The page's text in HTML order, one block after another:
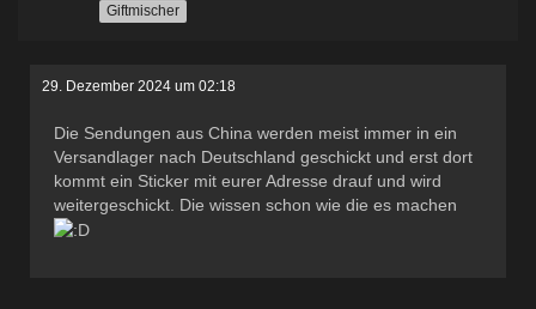
Giftmischer
29. Dezember 2024 um 02:18
Die Sendungen aus China werden meist immer in ein
Versandlager nach Deutschland geschickt und erst dort
kommt ein Sticker mit eurer Adresse drauf und wird
weitergeschickt. Die wissen schon wie die es machen